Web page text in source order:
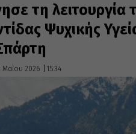
τη λειτουργία
Ψυχικής
Μαΐου 2026 15:34